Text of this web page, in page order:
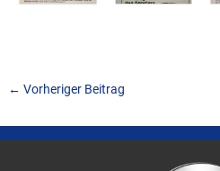
← Vorheriger Beitrag